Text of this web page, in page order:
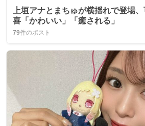
上垣アナとまちゅが横揺れで登場
喜「かわいい」「癒される」
79件のポスト